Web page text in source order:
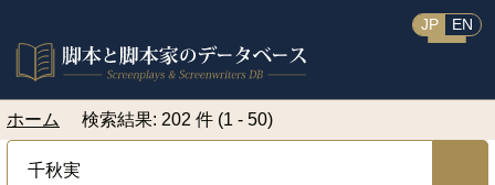
JP EN
ホーム 検索結果: 202 件 (1 - 50)